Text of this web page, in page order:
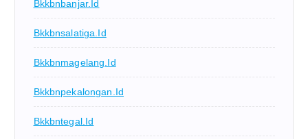
Bkkbnbanjar.id
Bkkbnsalatiga.id
Bkkbnmagelang.id
Bkkbnpekalongan.id
Bkkbntegal.id